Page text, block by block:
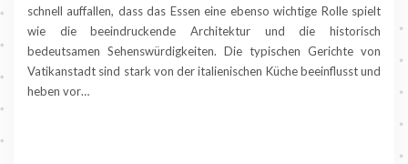
schnell auffallen, dass das Essen eine ebenso wichtige Rolle spielt
wie die beeindruckende Architektur und die historisch
bedeutsamen Sehenswürdigkeiten. Die typischen Gerichte von
Vatikanstadt sind stark von der italienischen Küche beeinflusst und
heben vor…